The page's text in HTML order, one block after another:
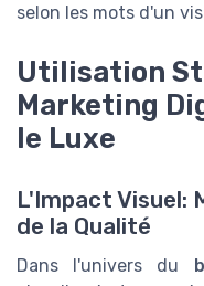
selon les mots d'un
Utilisation
Marketing
le Luxe
L'Impact Visuel:
de la Qualité
Dans l'univers du